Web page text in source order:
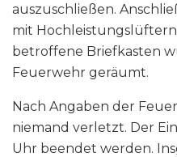
auszuschließen.
mit
betroffene Briefkasten
Feuerwehr geräumt.
Nach Angaben der
niemand verletzt. Der
Uhr beendet werden.